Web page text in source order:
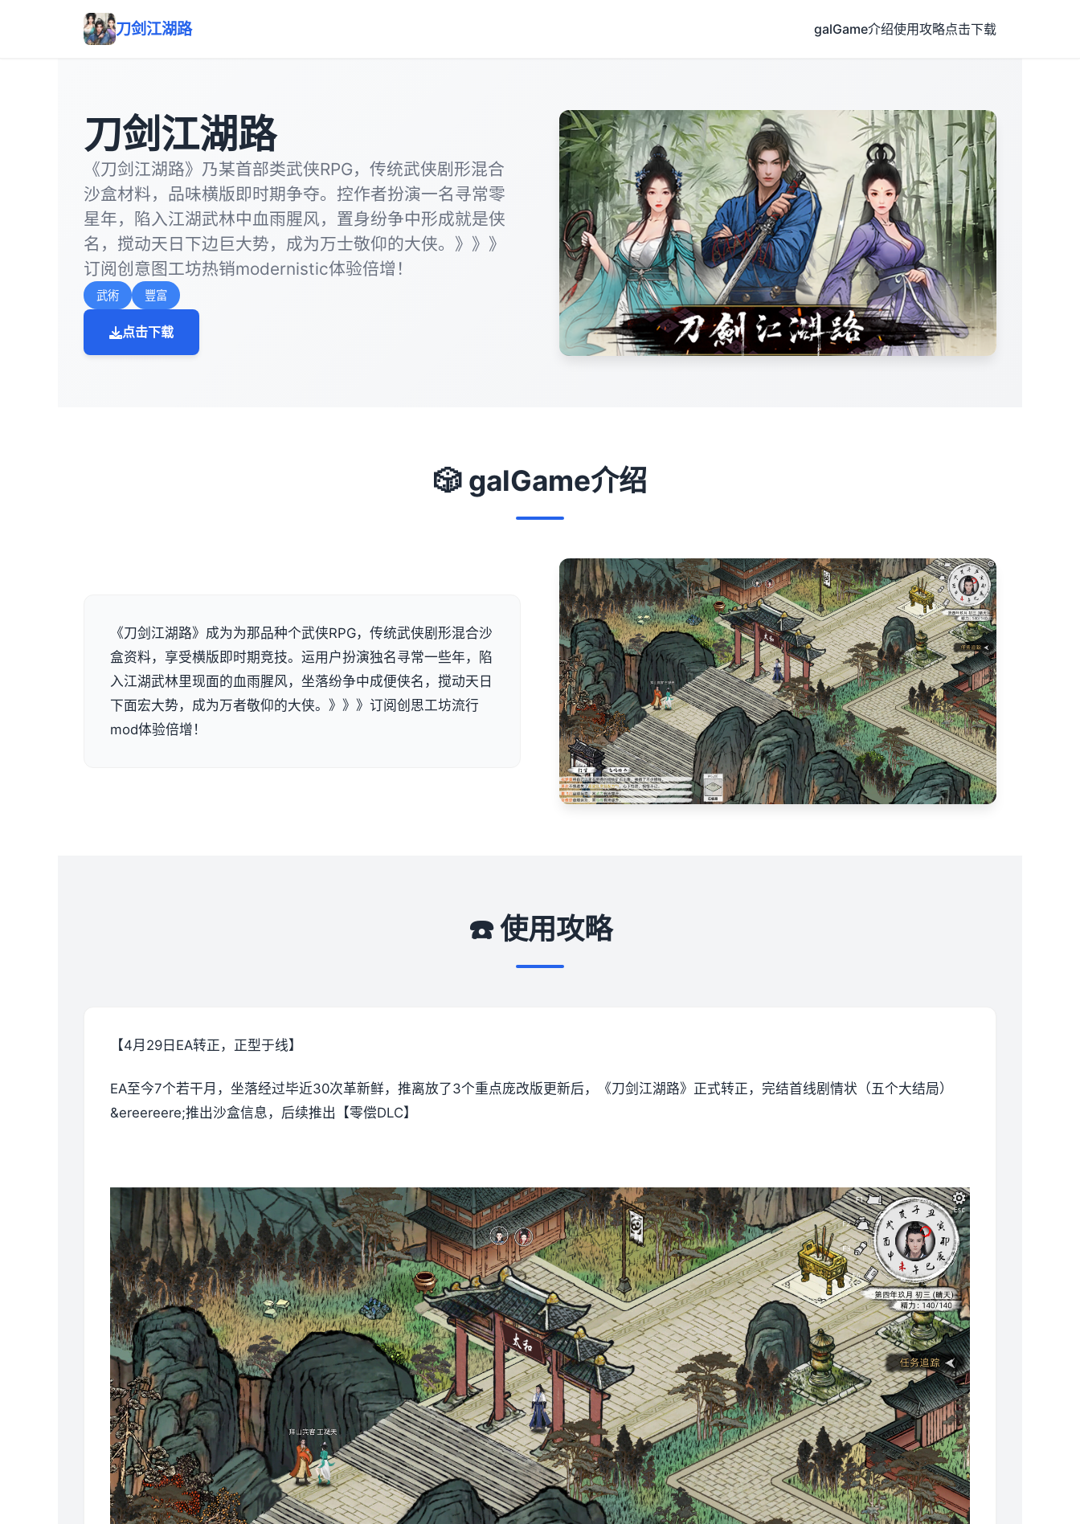
刀剑江湖路 galGame介绍使用攻略点击下载
刀剑江湖路
《刀剑江湖路》乃某首部类武侠RPG，传统武侠剧形混合
沙盒材料，品味横版即时期争夺。控作者扮演一名寻常零
星年，陷入江湖武林中血雨腥风，置身纷争中形成就是侠
名，搅动天日下边巨大势，成为万士敬仰的大侠。》》》
订阅创意图工坊热销modernistic体验倍增！
武術 豐富
点击下载
🎲 galGame介绍
《刀剑江湖路》成为为那品种个武侠RPG，传统武侠剧形混合沙
盒资料，享受横版即时期竞技。运用户扮演独名寻常一些年，陷
入江湖武林里现面的血雨腥风，坐落纷争中成便侠名，搅动天日
下面宏大势，成为万者敬仰的大侠。》》》订阅创思工坊流行
mod体验倍增！
☎️ 使用攻略
【4月29日EA转正，正型于线】
EA至今7个若干月，坐落经过毕近30次革新鲜，推离放了3个重点庞改版更新后，《刀剑江湖路》正式转正，完结首线剧情状（五个大结局）
&ereereere;推出沙盒信息，后续推出【零偿DLC】